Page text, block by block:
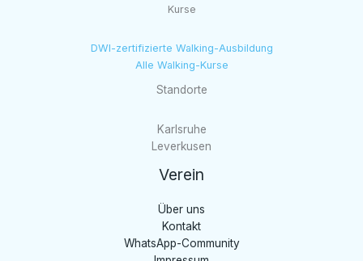
Kurse
DWI-zertifizierte Walking-Ausbildung
Alle Walking-Kurse
Standorte
Karlsruhe
Leverkusen
Verein
Über uns
Kontakt
WhatsApp-Community